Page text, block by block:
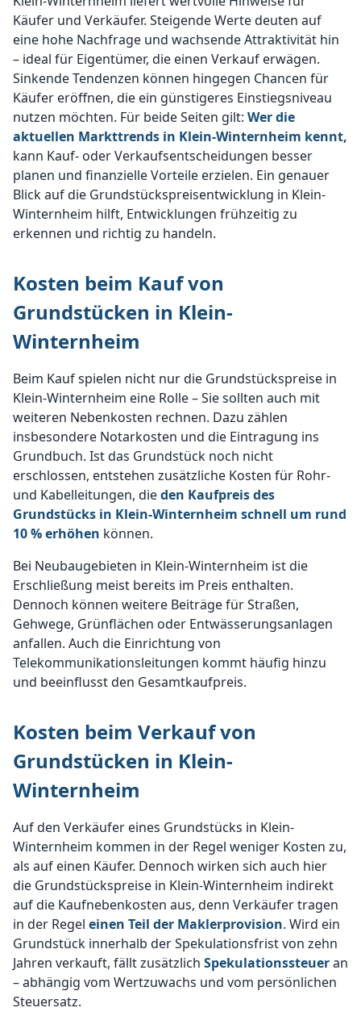
Käufer und Verkäufer. Steigende Werte deuten auf
eine hohe Nachfrage und wachsende Attraktivität hin
– ideal für Eigentümer, die einen Verkauf erwägen.
Sinkende Tendenzen können hingegen Chancen für
Käufer eröffnen, die ein günstigeres Einstiegsniveau
nutzen möchten. Für beide Seiten gilt: Wer die
aktuellen Markttrends in Klein-Winternheim kennt,
kann Kauf- oder Verkaufsentscheidungen besser
planen und finanzielle Vorteile erzielen. Ein genauer
Blick auf die Grundstückspreisentwicklung in Klein-
Winternheim hilft, Entwicklungen frühzeitig zu
erkennen und richtig zu handeln.
Kosten beim Kauf von
Grundstücken in Klein-
Winternheim
Beim Kauf spielen nicht nur die Grundstückspreise in
Klein-Winternheim eine Rolle – Sie sollten auch mit
weiteren Nebenkosten rechnen. Dazu zählen
insbesondere Notarkosten und die Eintragung ins
Grundbuch. Ist das Grundstück noch nicht
erschlossen, entstehen zusätzliche Kosten für Rohr-
und Kabelleitungen, dieden Kaufpreis des
Grundstücks in Klein-Winternheim schnell um rund
10 % erhöhen können.
Bei Neubaugebieten in Klein-Winternheim ist die
Erschließung meist bereits im Preis enthalten.
Dennoch können weitere Beiträge für Straßen,
Gehwege, Grünflächen oder Entwässerungsanlagen
anfallen. Auch die Einrichtung von
Telekommunikationsleitungen kommt häufig hinzu
und beeinflusst den Gesamtkaufpreis.
Kosten beim Verkauf von
Grundstücken in Klein-
Winternheim
Auf den Verkäufer eines Grundstücks in Klein-
Winternheim kommen in der Regel weniger Kosten zu,
als auf einen Käufer. Dennoch wirken sich auch hier
die Grundstückspreise in Klein-Winternheim indirekt
auf die Kaufnebenkosten aus, denn Verkäufer tragen
in der Regel einen Teil der Maklerprovision. Wird ein
Grundstück innerhalb der Spekulationsfrist von zehn
Jahren verkauft, fällt zusätzlich Spekulationssteueran
– abhängig vom Wertzuwachs und vom persönlichen
Steuersatz.